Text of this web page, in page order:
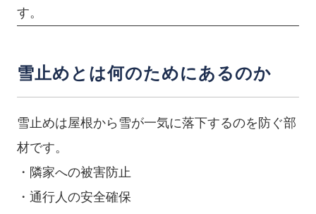
す。
雪止めとは何のためにあるのか
雪止めは屋根から雪が一気に落下するのを防ぐ部
材です。
・隣家への被害防止
・通行人の安全確保